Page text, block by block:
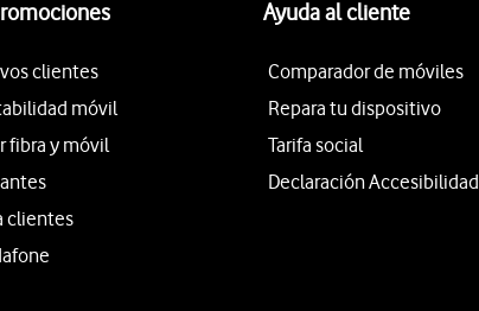
clientes
móvil
fibra y móvil
clientes
Ayuda al cliente
Comparador de móviles
Repara tu dispositivo
Tarifa social
Declaración Accesibilidad